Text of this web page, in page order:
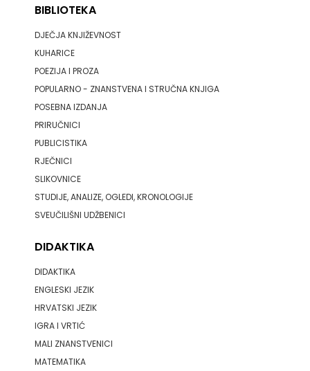
PLANETOPIJA
PLANJAX
KOMERC
POETIKA
POPULUS
PULS
RADIOTELEVIZIJA
HERCEG-
BOSNE
SALESIANA
SANDORF
BIBLIOTEKA
DJEČJA KNJIŽEVNOST
KUHARICE
POEZIJA I PROZA
POPULARNO - ZNANSTVENA I STRUČNA KNJIGA
POSEBNA IZDANJA
PRIRUČNICI
PUBLICISTIKA
RJEČNICI
SLIKOVNICE
STUDIJE, ANALIZE, OGLEDI, KRONOLOGIJE
SVEUČILIŠNI UDŽBENICI
DIDAKTIKA
DIDAKTIKA
ENGLESKI JEZIK
HRVATSKI JEZIK
IGRA I VRTIĆ
MALI ZNANSTVENICI
MATEMATIKA